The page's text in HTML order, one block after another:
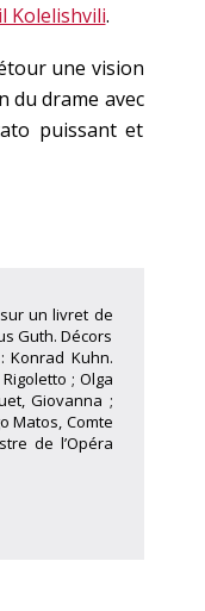
Kolelishvili.
une vision
du drame avec
puissant et
un livret de
Guth. Décors
Konrad Kuhn.
; Olga
Giovanna ;
Matos, Comte
de l’Opéra